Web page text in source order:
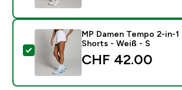
Dieses Produkt ausw�hlen - MP
MP Damen Tempo 2-in-
Shorts - Weiß - S
CHF 42.00‎